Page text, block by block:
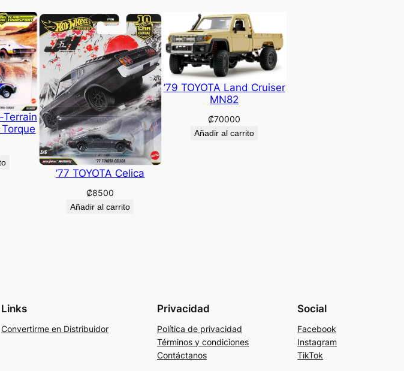
Terrain
’77 TOYOTA Celica
₡8500
Añadir al carrito
’79 TOYOTA Land Cruiser
MN82
₡70000
Añadir al carrito
Links
Convertirme en Distribuidor
Privacidad
Política de privacidad
Términos y condiciones
Contáctanos
Social
Facebook
Instagram
TikTok